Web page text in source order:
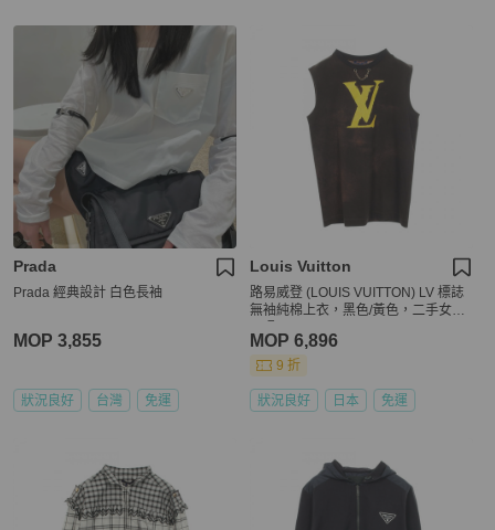
Prada
Prada 經典設計 白色長袖
MOP 3,855
狀況良好 台灣 免運
Louis Vuitton
路易威登 (LOUIS VUITTON) LV 標誌
無袖純棉上衣，黑色/黃色，二手女款
MOP 6,896
9 折
狀況良好 日本 免運